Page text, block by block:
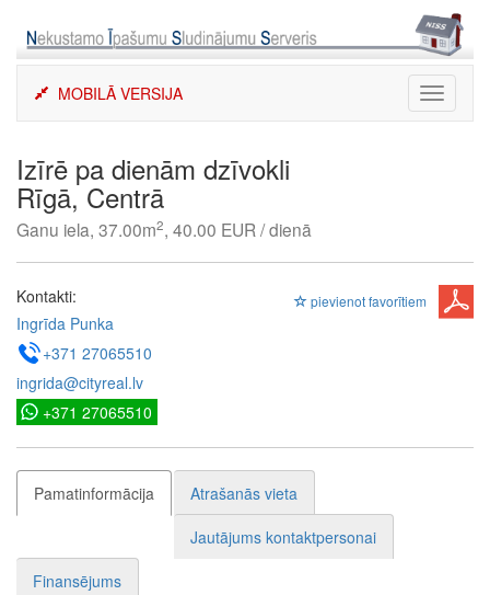
content
Toggle
MOBILĀ VERSIJA
Izīrē pa dienām dzīvokli
Rīgā, Centrā
Ganu iela, 37.00m2, 40.00 EUR / dienā
pievienot favorītiem
Kontakti:
Ingrīda Punka
+371 27065510
ingrida@cityreal.lv
+371 27065510
Pamatinformācija
Atrašanās vieta
Jautājums kontaktpersonai
Finansējums